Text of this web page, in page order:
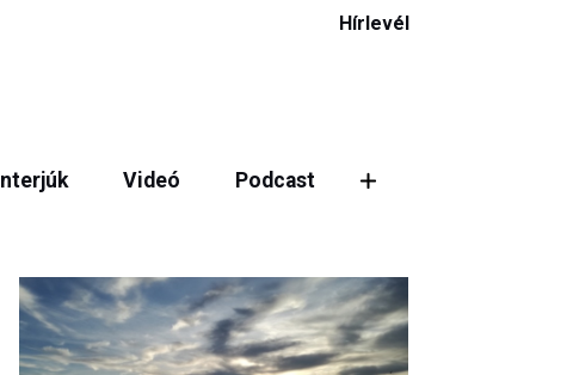
Hírlevél
Interjúk Videó Podcast